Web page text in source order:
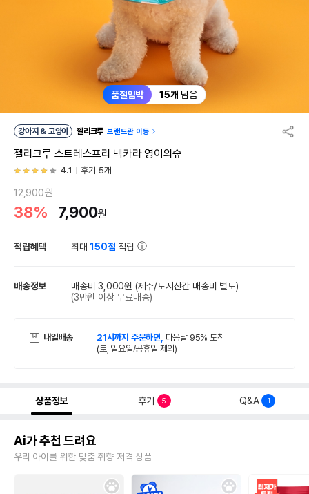
품절임박 15개 남음
강아지 & 고양이 젤리크루 브랜드관 이동
젤리크루 스트레스프리 넥카라 영이의숲
4.1 후기 5개
12,900원
38% 7,900원
적립혜택 최대150점 적립
배송정보 배송비 3,000원 (제주/도서산간 배송비 별도)
(3만원 이상 무료배송)
내일배송 21시까지 주문하면, 다음날 95% 도착
(토, 일요일/공휴일 제외)
상품정보 후기 5 Q&A 1
Ai가 추천 드려요
우리 아이를 위한 맞춤 취향 저격 상품